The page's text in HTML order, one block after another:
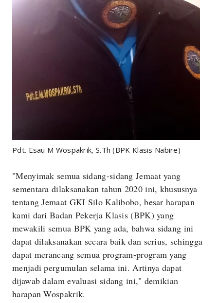
Pdt. Esau M Wospakrik, S.Th (BPK Klasis Nabire)
"Menyimak semua sidang-sidang Jemaat yang
sementara dilaksanakan tahun 2020 ini, khususnya
tentang Jemaat GKI Silo Kalibobo, besar harapan
kami dari Badan Pekerja Klasis (BPK) yang
mewakili semua BPK yang ada, bahwa sidang ini
dapat dilaksanakan secara baik dan serius, sehingga
dapat merancang semua program-program yang
menjadi pergumulan selama ini. Artinya dapat
dijawab dalam evaluasi sidang ini," demikian
harapan Wospakrik.